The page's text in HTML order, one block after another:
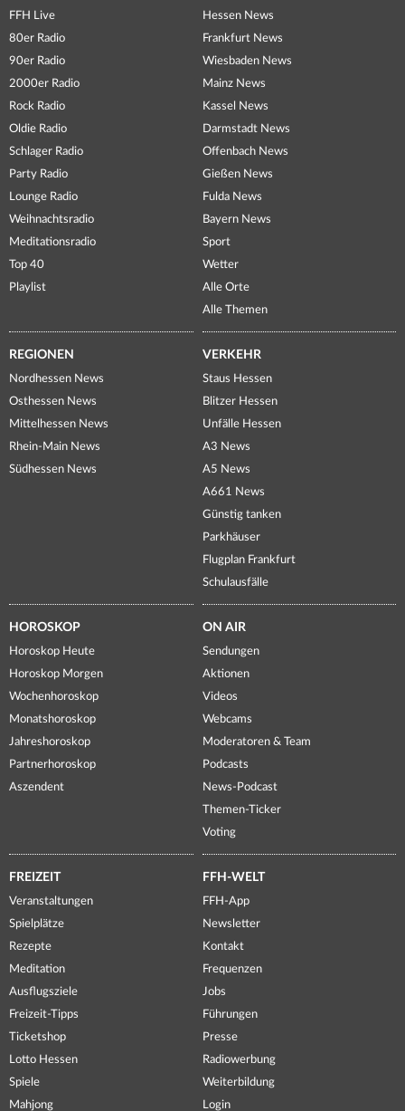
FFH Live
80er Radio
90er Radio
2000er Radio
Rock Radio
Oldie Radio
Schlager Radio
Party Radio
Lounge Radio
Weihnachtsradio
Meditationsradio
Top 40
Playlist
Hessen News
Frankfurt News
Wiesbaden News
Mainz News
Kassel News
Darmstadt News
Offenbach News
Gießen News
Fulda News
Bayern News
Sport
Wetter
Alle Orte
Alle Themen
REGIONEN
Nordhessen News
Osthessen News
Mittelhessen News
Rhein-Main News
Südhessen News
VERKEHR
Staus Hessen
Blitzer Hessen
Unfälle Hessen
A3 News
A5 News
A661 News
Günstig tanken
Parkhäuser
Flugplan Frankfurt
Schulausfälle
HOROSKOP
Horoskop Heute
Horoskop Morgen
Wochenhoroskop
Monatshoroskop
Jahreshoroskop
Partnerhoroskop
Aszendent
ON AIR
Sendungen
Aktionen
Videos
Webcams
Moderatoren & Team
Podcasts
News-Podcast
Themen-Ticker
Voting
FREIZEIT
Veranstaltungen
Spielplätze
Rezepte
Meditation
Ausflugsziele
Freizeit-Tipps
Ticketshop
Lotto Hessen
Spiele
Mahjong
FFH-WELT
FFH-App
Newsletter
Kontakt
Frequenzen
Jobs
Führungen
Presse
Radiowerbung
Weiterbildung
Login